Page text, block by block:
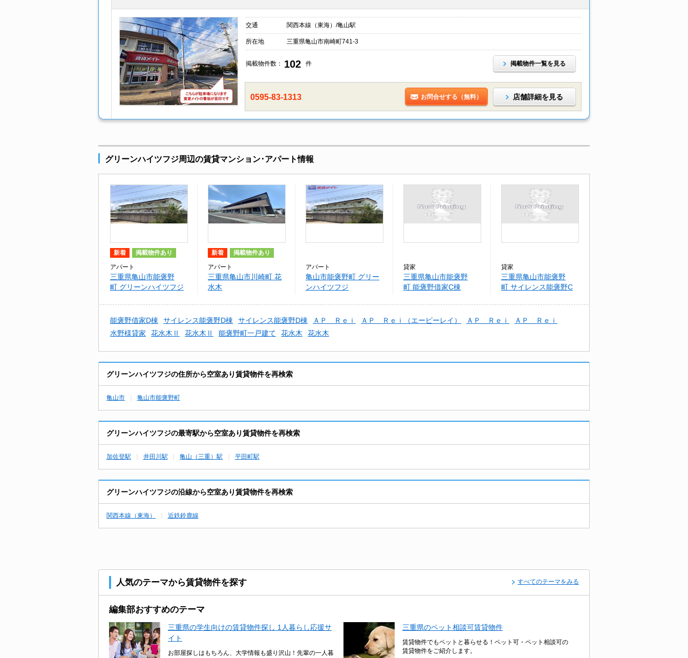
交通 関西本線（東海）/亀山駅
所在地 三重県亀山市南崎町741-3
掲載物件数： 102 件 掲載物件一覧を見る
0595-83-1313 お問合せする（無料） 店舗詳細を見る
グリーンハイツフジ周辺の賃貸マンション･アパート情報
新着 掲載物件あり
アパート
三重県亀山市能褒野
町 グリーンハイツフジ
新着 掲載物件あり
アパート
三重県亀山市川崎町 花
水木
アパート
亀山市能褒野町 グリー
ンハイツフジ
貸家
三重県亀山市能褒野
町 能褒野借家C棟
貸家
三重県亀山市能褒野
町 サイレンス能褒野C
能褒野借家D棟 サイレンス能褒野D棟 サイレンス能褒野D棟 ＡＰ Ｒｅｉ ＡＰ Ｒｅｉ（エーピーレイ） ＡＰ Ｒｅｉ
ＡＰ Ｒｅｉ
水野様貸家
花水木Ⅱ 花水木Ⅱ 能褒野町一戸建て 花水木 花水木
グリーンハイツフジの住所から空室あり賃貸物件を再検索
亀山市 亀山市能褒野町
グリーンハイツフジの最寄駅から空室あり賃貸物件を再検索
加佐登駅 井田川駅 亀山（三重）駅 平田町駅
グリーンハイツフジの沿線から空室あり賃貸物件を再検索
関西本線（東海） 近鉄鈴鹿線
人気のテーマから賃貸物件を探す すべてのテーマをみる
編集部おすすめのテーマ
三重県の学生向けの賃貸物件探し 1人暮らし応援サ
イト
お部屋探しはもちろん、大学情報も盛り沢山！先輩の一人暮
三重県のペット相談可賃貸物件
賃貸物件でもペットと暮らせる！ペット可・ペット相談可の
賃貸物件をご紹介します。